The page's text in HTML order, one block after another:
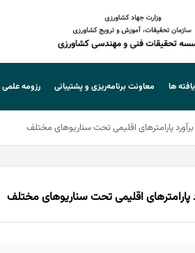
ها معاونت برنامه‌ریزی و پشتیبانی رزومه علمی